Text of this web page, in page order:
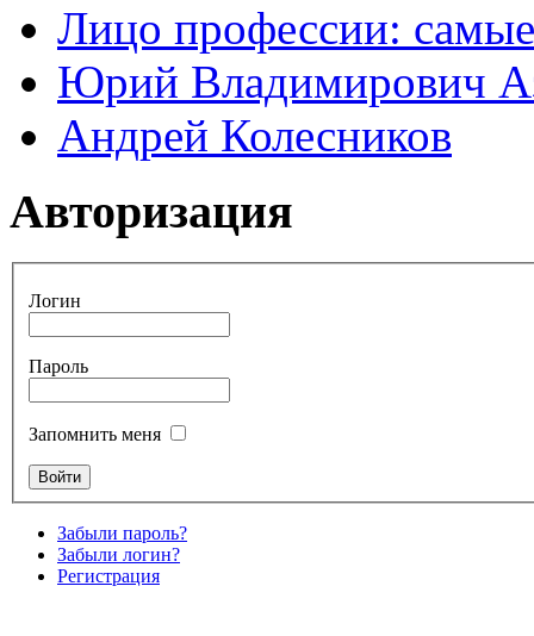
Лицо профессии:
Юрий Владимирович
Андрей Колесников
Авторизация
Логин
Пароль
Запомнить меня
Забыли пароль?
Забыли логин?
Регистрация